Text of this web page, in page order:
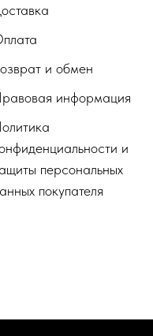
и обмен
информация
и
персональных
покупателя